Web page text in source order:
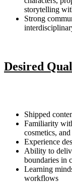
storytelling
Strong
Desired
Shipped
Familiarity
cosmetics,
Experience
Ability to
boundaries in
Learning
workflows